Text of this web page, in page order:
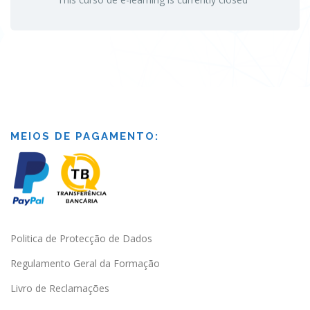
MEIOS DE PAGAMENTO:
Politica de Protecção de Dados
Regulamento Geral da Formação
Livro de Reclamações